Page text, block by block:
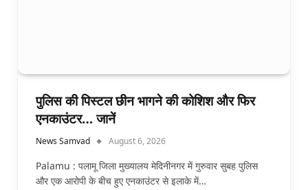
पुलिस की पिस्टल छीन भागने की कोशिश और फिर
एनकाउंटर… जानें
News Samvad August 6, 2026
Palamu : पलामू जिला मुख्यालय मेदिनीनगर में गुरुवार सुबह पुलिस
और एक आरोपी के बीच हुए एनकाउंटर से इलाके में…